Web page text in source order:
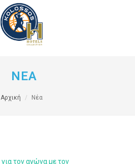
ΝΕΑ
Αρχική Νέα